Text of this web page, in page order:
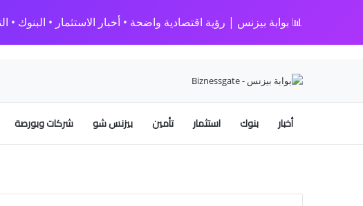
📊 بوابة بيزنس | رؤية اقتصادية واضحة • أخبار الاستثمار • البنوك •
أخبار بنوك استثمار تأمين بيزنس شو شركات وبورصة